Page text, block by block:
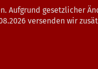
Aufgrund gesetzlicher
versenden wir